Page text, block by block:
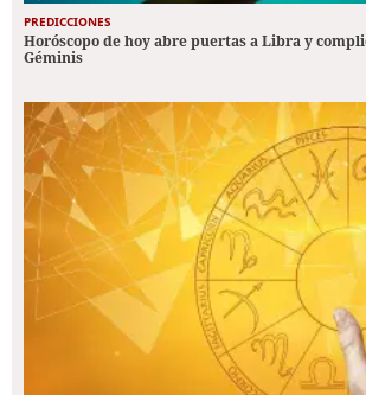
PREDICCIONES
Horóscopo de hoy abre puertas a Libra y
Géminis